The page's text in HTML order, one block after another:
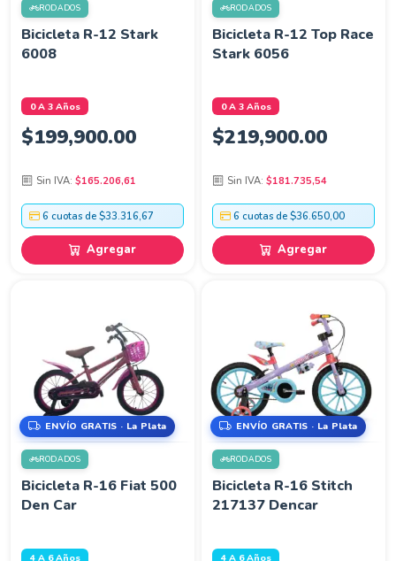
RODADOS
Bicicleta R-12 Stark
6008
0 A 3 Años
$199,900.00
Sin IVA: $165.206,61
6 cuotas de $33.316,67
Agregar
RODADOS
Bicicleta R-12 Top Race
Stark 6056
0 A 3 Años
$219,900.00
Sin IVA: $181.735,54
6 cuotas de $36.650,00
Agregar
ENVÍO GRATIS · La Plata
RODADOS
Bicicleta R-16 Fiat 500
Den Car
4 A 6 Años
ENVÍO GRATIS · La Plata
RODADOS
Bicicleta R-16 Stitch
217137 Dencar
4 A 6 Años